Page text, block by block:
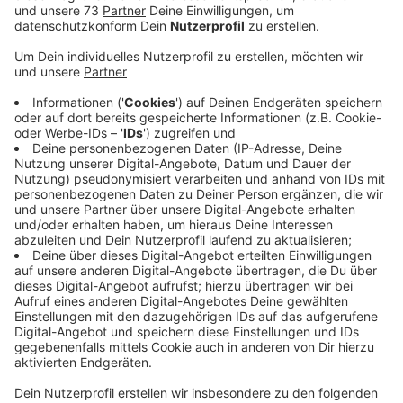
Sanierungen und Anbauten geplant, teilte das Klinikum
Westmünsterland mit.
Veröffentlicht: Freitag, 10.02.2023 15:02
Anzeige
Borkener Krankenhaus soll attraktiver werden
Anzeige
Die Arbeiten für einen Erweiterungsbau in der Nähe
des Haupteingangs sollen Mitte des Jahres beginnen.
Ziel ist es, das medizinische Leistungsangebot zu